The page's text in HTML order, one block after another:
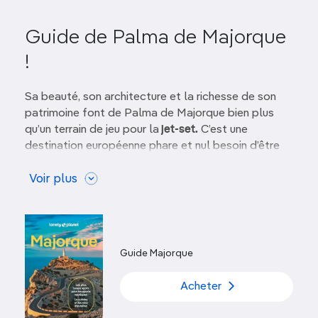
Guide de Palma de Majorque
!
Sa beauté, son architecture et la richesse de son
patrimoine font de Palma de Majorque bien plus
qu’un terrain de jeu pour la jet-set. C’est une
destination européenne phare et nul besoin d’être
de ruelles aux belles
ports de plaisance, tables tenues par les plus
grands chefs de la
gogo.
Plus bel atout de Majorque, lacapitale des îles
Baléaresse niche au creux de
Voir plus
Guide Majorque
Acheter